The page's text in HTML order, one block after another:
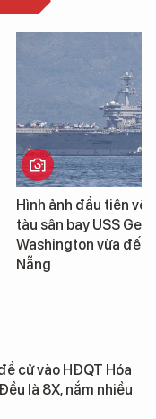
Hình ảnh đầu tiên về
tàu sân bay USS
Washington vừa đến
Nẵng
cử vào HĐQT Hóa
là 8X, nắm nhiều